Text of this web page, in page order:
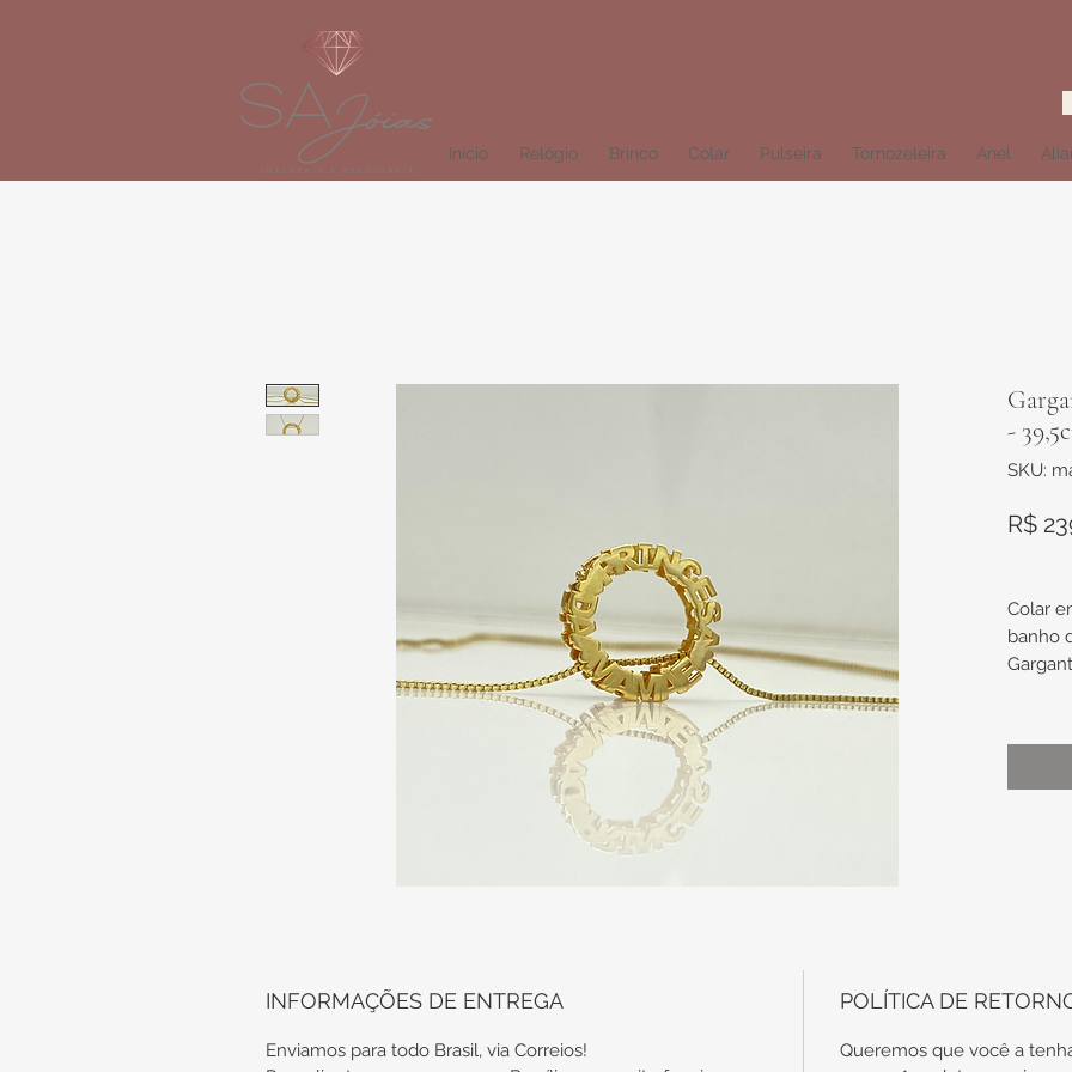
Início Relógio Brinco Colar Pulseira Tornozeleira Anel
-
SKU:
R$
Colar
banho
INFORMAÇÕES DE ENTREGA
Enviamos para todo Brasil, via Correios!
POLÍTICA DE
Queremos que você a